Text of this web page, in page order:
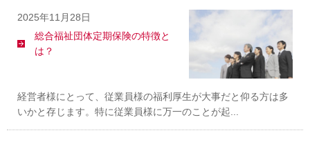
2025年11月28日
総合福祉団体定期保険の特徴と
は？
経営者様にとって、従業員様の福利厚生が大事だと仰る方は多
いかと存じます。特に従業員様に万一のことが起...